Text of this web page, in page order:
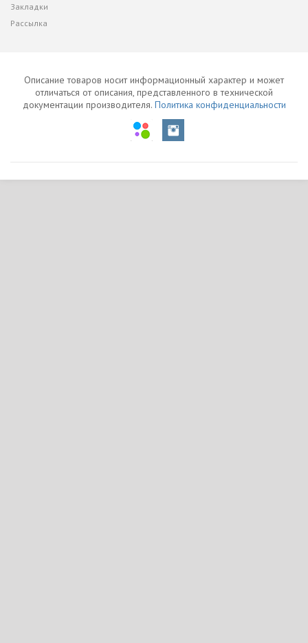
Закладки
Рассылка
Описание товаров носит информационный характер и может
отличаться от описания, представленного в технической
документации производителя. Политика конфиденциальности